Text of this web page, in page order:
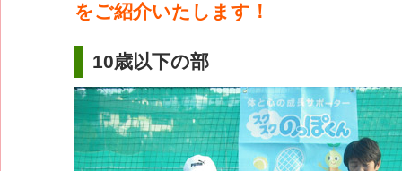
をご紹介いたします！
10歳以下の部